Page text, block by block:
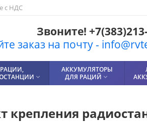
с НДС
Звоните!
заказ на почту -
РАЦИИ,

АККУМУЛЯТОРЫ
ДЛЯ РАЦИЙ 
крепления